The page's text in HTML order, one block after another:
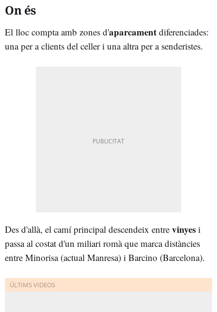
On és
El lloc compta amb zones d'aparcament diferenciades:
una per a clients del celler i una altra per a senderistes.
Des d'allà, el camí principal descendeix entre vinyes i
passa al costat d'un miliari romà que marca distàncies
entre Minorisa (actual Manresa) i Barcino (Barcelona).